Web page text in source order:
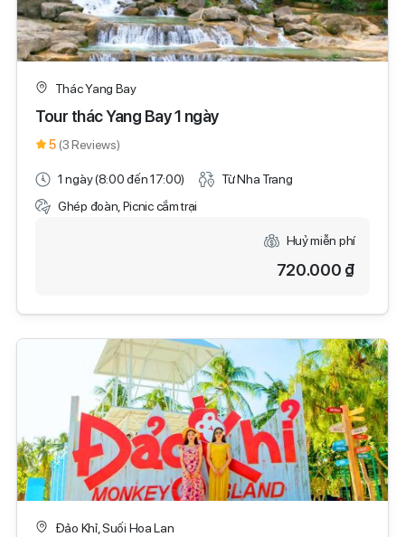
Thác Yang Bay
Tour thác Yang Bay 1 ngày
5 (3 Reviews)
1 ngày (8:00 đến 17:00)
Từ Nha Trang
Ghép đoàn, Picnic cắm trại
Huỷ miễn phí
720.000 ₫
Đảo Khỉ, Suối Hoa Lan